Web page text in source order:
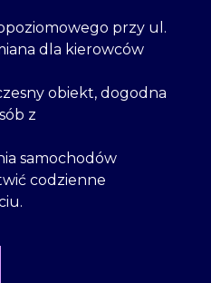
przy ul.
dla kierowców
obiekt, dogodna
z
samochodów
codzienne